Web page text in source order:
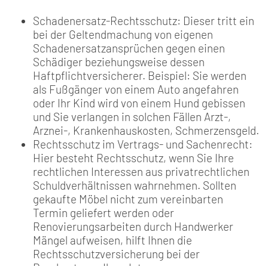
Schadenersatz-Rechtsschutz: Dieser tritt ein
bei der Geltendmachung von eigenen
Schadenersatzansprüchen gegen einen
Schädiger beziehungsweise dessen
Haftpflichtversicherer. Beispiel: Sie werden
als Fußgänger von einem Auto angefahren
oder Ihr Kind wird von einem Hund gebissen
und Sie verlangen in solchen Fällen Arzt-,
Arznei-, Krankenhauskosten, Schmerzensgeld.
Rechtsschutz im Vertrags- und Sachenrecht:
Hier besteht Rechtsschutz, wenn Sie Ihre
rechtlichen Interessen aus privatrechtlichen
Schuldverhältnissen wahrnehmen. Sollten
gekaufte Möbel nicht zum vereinbarten
Termin geliefert werden oder
Renovierungsarbeiten durch Handwerker
Mängel aufweisen, hilft Ihnen die
Rechtsschutzversicherung bei der